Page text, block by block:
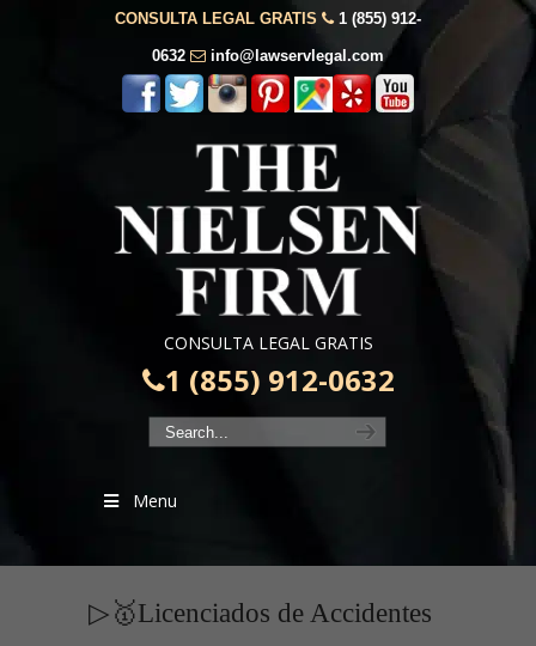
CONSULTA LEGAL GRATIS 1 (855) 912-
0632 info@lawservlegal.com
CONSULTA LEGAL GRATIS
1 (855) 912-0632
Menu
▷🥇Licenciados de Accidentes